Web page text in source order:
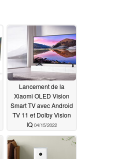
Lancement de la
Xiaomi OLED Vision
Smart TV avec Android
TV 11 et Dolby Vision
IQ 04/15/2022